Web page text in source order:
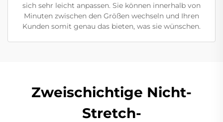
sich sehr leicht anpassen. Sie können innerhalb von
Minuten zwischen den Größen wechseln und Ihren
Kunden somit genau das bieten, was sie wünschen.
Zweischichtige Nicht-
Stretch-